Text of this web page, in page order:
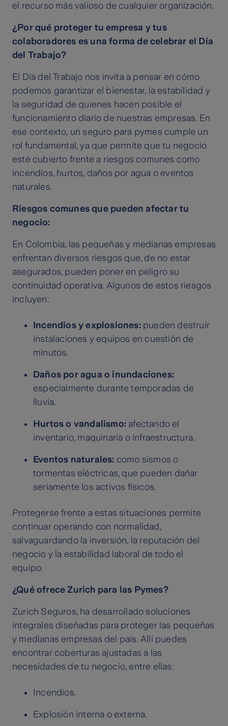
el recurso más valioso de cualquier organización.
¿Por qué proteger tu empresa y tus
colaboradores es una forma de celebrar el Día
del Trabajo?
El Día del Trabajo nos invita a pensar en cómo
podemos garantizar el bienestar, la estabilidad y
la seguridad de quienes hacen posible el
funcionamiento diario de nuestras empresas. En
ese contexto, un seguro para pymes cumple un
rol fundamental, ya que permite que tu negocio
esté cubierto frente a riesgos comunes como
incendios, hurtos, daños por agua o eventos
naturales.
Riesgos comunes que pueden afectar tu
negocio:
En Colombia, las pequeñas y medianas empresas
enfrentan diversos riesgos que, de no estar
asegurados, pueden poner en peligro su
continuidad operativa. Algunos de estos riesgos
incluyen:
Incendios y explosiones: pueden destruir
instalaciones y equipos en cuestión de
minutos.
Daños por agua o inundaciones:
especialmente durante temporadas de
lluvia.
Hurtos o vandalismo: afectando el
inventario, maquinaria o infraestructura.
Eventos naturales: como sismos o
tormentas eléctricas, que pueden dañar
seriamente los activos físicos.
Protegerse frente a estas situaciones permite
continuar operando con normalidad,
salvaguardando la inversión, la reputación del
negocio y la estabilidad laboral de todo el
equipo.
¿Qué ofrece Zurich para las Pymes?
Zurich Seguros, ha desarrollado soluciones
integrales diseñadas para proteger las pequeñas
y medianas empresas del país. Allí puedes
encontrar coberturas ajustadas a las
necesidades de tu negocio, entre ellas:
Incendios.
Explosión interna o externa.